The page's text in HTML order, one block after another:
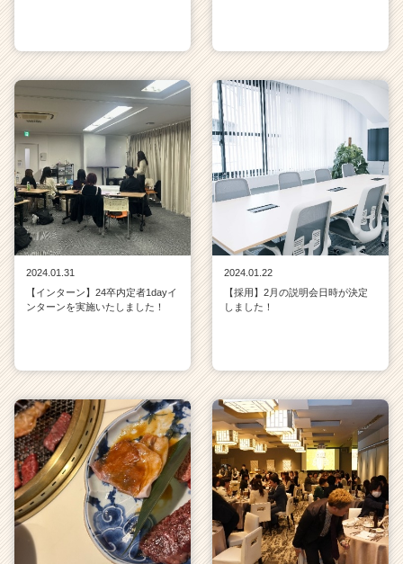
2024.01.31
【インターン】24卒内定者1dayイ
ンターンを実施いたしました！
2024.01.22
【採用】2月の説明会日時が決定
しました！